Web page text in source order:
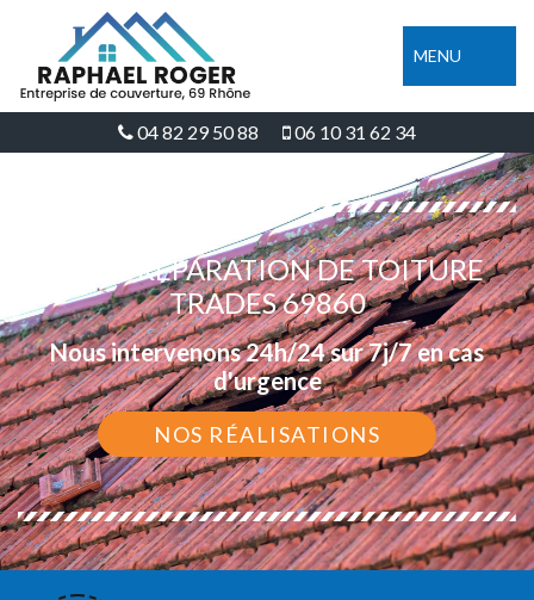
MENU
04 82 29 50 88 06 10 31 62 34
DEVIS RÉPARATION DE TOITURE
TRADES 69860
Nous intervenons 24h/24 sur 7j/7 en cas
d'urgence
NOS RÉALISATIONS